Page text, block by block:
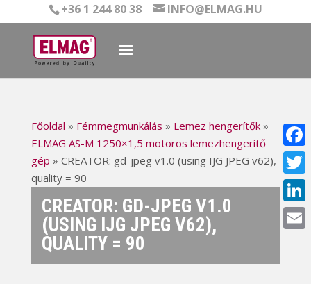
+36 1 244 80 38 INFO@ELMAG.HU
Főoldal » Fémmegmunkálás » Lemez hengerítők»
ELMAG AS-M 1250×1,5 motoros lemezhengerítő
gép » CREATOR: gd-jpeg v1.0 (using IJG JPEG v62),
quality = 90
CREATOR: GD-JPEG V1.0
(USING IJG JPEG V62),
QUALITY = 90